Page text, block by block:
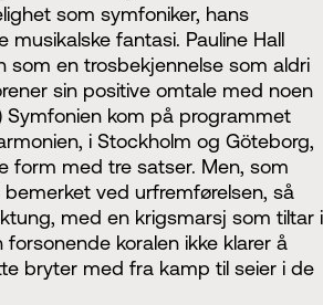
som symfoniker, hans
musikalske fantasi. Pauline Hall
som en trosbekjennelse som aldri
sin positive omtale med noen
Symfonien kom på programmet
i Stockholm og Göteborg,
form med tre satser. Men, som
bemerket ved urfremførelsen, så
med en krigsmarsj som tiltar i
koralen ikke klarer å
bryter med fra kamp til seier i de